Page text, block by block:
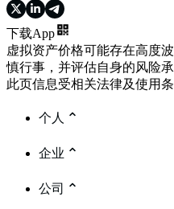
下载App
虚拟资产价格可能存在高度
慎行事，并评估自身的风险承
此页信息受相关法律及使用条
个人
企业
公司